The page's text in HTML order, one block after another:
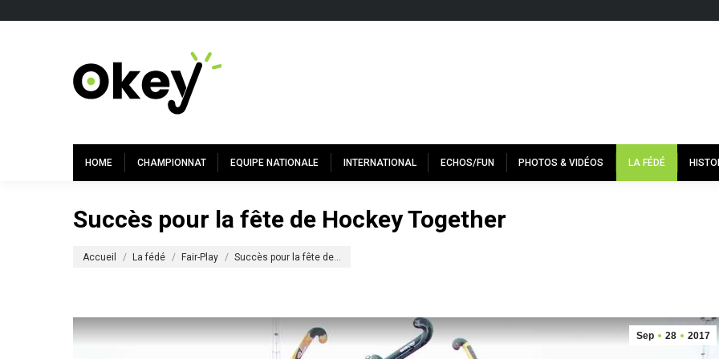
HOME CHAMPIONNAT EQUIPE NATIONALE INTERNATIONAL ECHOS/FUN PHOTOS & VIDÉOS LA FÉDÉ
Succès pour la fête de Hockey Together
Accueil La fédé Fair-Play Succès pour la fête de…
Sep 28 2017